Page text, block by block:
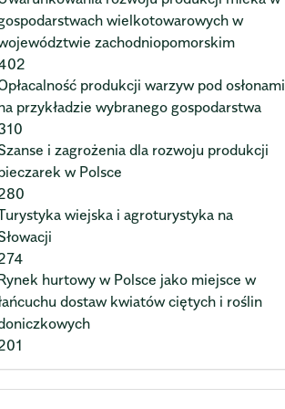
wielkotowarowych w
zachodniopomorskim
produkcji warzyw pod osłonami
przykładzie wybranego gospodarstwa
i zagrożenia dla rozwoju produkcji
w Polsce
wiejska i agroturystyka na
hurtowy w Polsce jako miejsce w
dostaw kwiatów ciętych i roślin